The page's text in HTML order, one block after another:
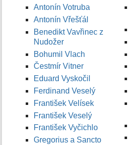
Antonín Votruba
Antonín Vřešťál
Benedikt Vavřinec z
Nudožer
Bohumil Vlach
Čestmír Vitner
Eduard Vyskočil
Ferdinand Veselý
František Velísek
František Veselý
František Vyčichlo
Gregorius a Sancto